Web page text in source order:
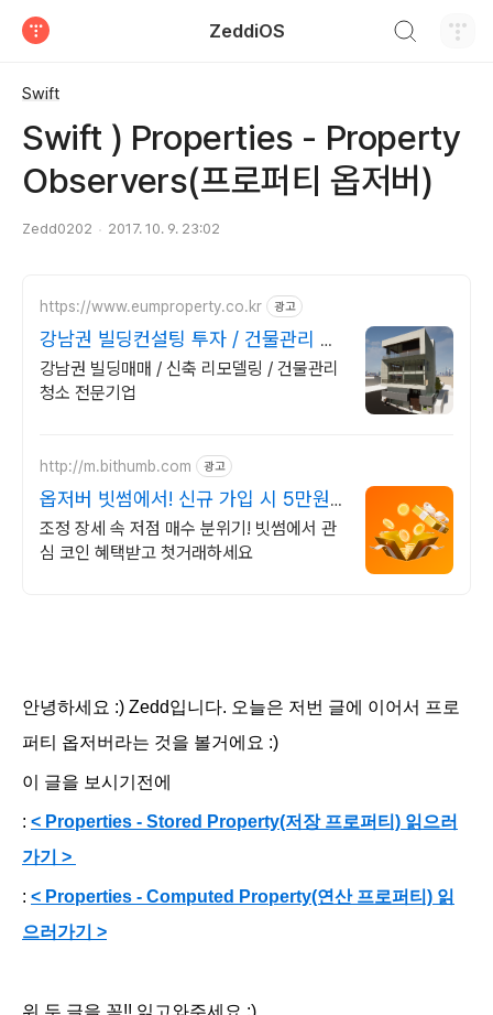
ZeddiOS
Swift
Swift ) Properties - Property
Observers(프로퍼티 옵저버)
Zedd0202 2017. 10. 9. 23:02
https://www.eumproperty.co.kr 광고
강남권 빌딩컨설팅 투자 / 건물관리 전
문회사
강남권 빌딩매매 / 신축 리모델링 / 건물관리
청소 전문기업
http://m.bithumb.com 광고
옵저버 빗썸에서! 신규 가입 시 5만원
혜택
조정 장세 속 저점 매수 분위기! 빗썸에서 관
심 코인 혜택받고 첫거래하세요
안녕하세요 :) Zedd입니다. 오늘은 저번 글에 이어서 프로
퍼티 옵저버라는 것을 볼거에요 :)
이 글을 보시기전에
: < Properties - Stored Property(저장 프로퍼티) 읽으러
가기 >
: < Properties - Computed Property(연산 프로퍼티) 읽
으러가기 >
위 두 글을 꼭!! 읽고와주세요 :)